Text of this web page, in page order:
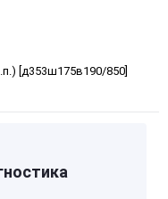
[д353ш175в190/850]